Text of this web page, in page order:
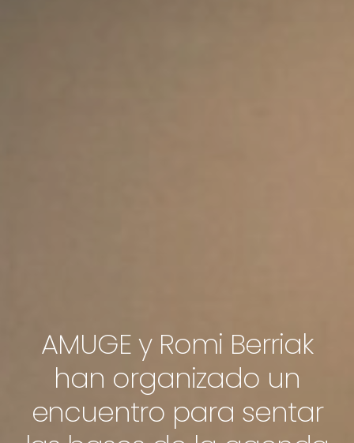
AMUGE y Romi Berriak
han organizado un
encuentro para sentar
Sobre Nosotras
Áreas De Intervención
Área De Orientación Y Empleo